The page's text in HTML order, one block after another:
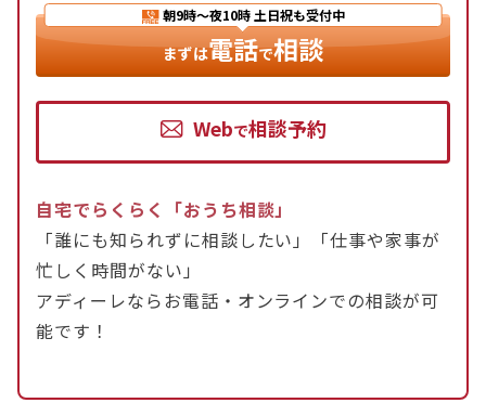
朝9時〜夜10時 土日祝も受付中
まずは電話で相談
Webで相談予約
自宅でらくらく「おうち相談」
「誰にも知られずに相談したい」「仕事や家事が
忙しく時間がない」
アディーレならお電話・オンラインでの相談が可
能です！